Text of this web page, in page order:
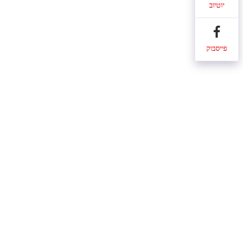
יוטיוב
פייסבוק